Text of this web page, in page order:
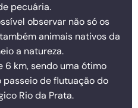
pecuária.
observar não só os
animais nativos da
a natureza.
km, sendo uma ótimo
de flutuação do
Rio da Prata.